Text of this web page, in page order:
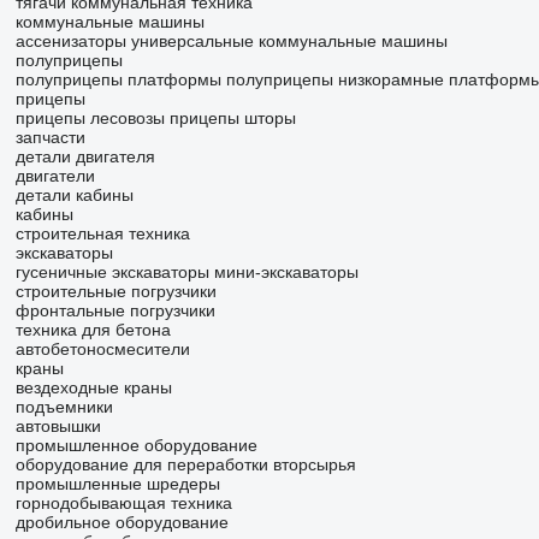
коммунальные машины
ассенизаторы универсальные коммунальные машины
полуприцепы
полуприцепы платформы полуприцепы низкорамные
прицепы
прицепы лесовозы прицепы шторы
запчасти
детали двигателя
двигатели
детали кабины
кабины
строительная техника
экскаваторы
гусеничные экскаваторы мини-экскаваторы
строительные погрузчики
фронтальные погрузчики
техника для бетона
автобетоносмесители
краны
вездеходные краны
подъемники
автовышки
промышленное оборудование
оборудование для переработки вторсырья
промышленные шредеры
горнодобывающая техника
дробильное оборудование